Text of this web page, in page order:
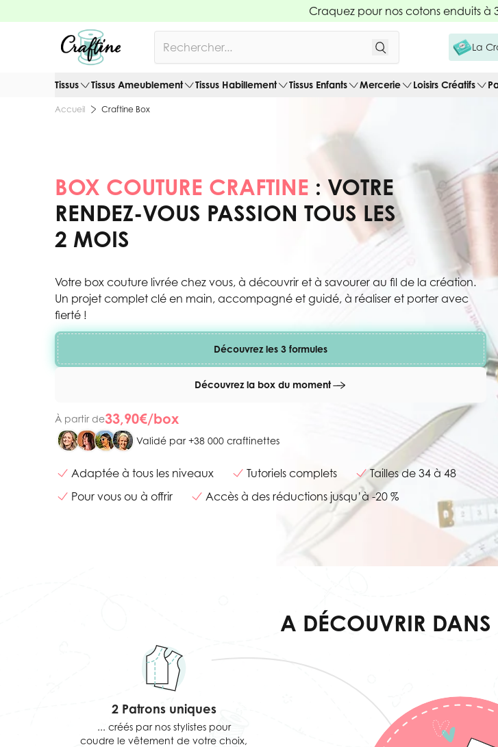
Craquez pour nos cotons enduits à
La
Tissus Tissus Ameublement Tissus Habillement Tissus Enfants Mercerie Loisirs Créatifs
Accueil Craftine Box
BOX COUTURE CRAFTINE : VOTRE
RENDEZ-VOUS PASSION TOUS LES
2 MOIS
Votre box couture livrée chez vous, à découvrir et à savourer au fil de la création.
Un projet complet clé en main, accompagné et guidé, à réaliser et porter avec
fierté !
Découvrez les 3 formules
Découvrez la box du moment
À partir de33,90€/box
Validé par +38 000 craftinettes
Adaptée à tous les niveaux Tutoriels complets
Tailles de 34 à 48
Pour vous ou à offrir
Accès à des réductions jusqu’à -20 %
A DÉCOUVRIR DANS
2 Patrons uniques
... créés par nos stylistes pour
coudre le vêtement de votre choix,